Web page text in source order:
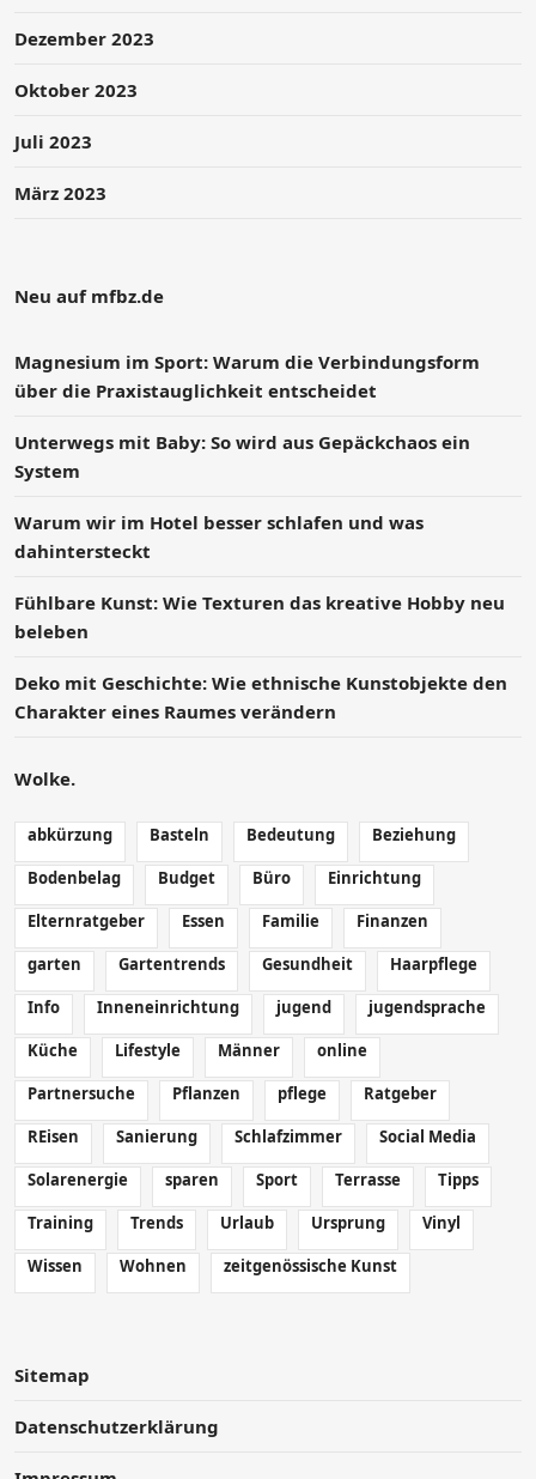
Dezember 2023
Oktober 2023
Juli 2023
März 2023
Neu auf mfbz.de
Magnesium im Sport: Warum die Verbindungsform
über die Praxistauglichkeit entscheidet
Unterwegs mit Baby: So wird aus Gepäckchaos ein
System
Warum wir im Hotel besser schlafen und was
dahintersteckt
Fühlbare Kunst: Wie Texturen das kreative Hobby neu
beleben
Deko mit Geschichte: Wie ethnische Kunstobjekte den
Charakter eines Raumes verändern
Wolke.
abkürzung Basteln Bedeutung
Beziehung
Bodenbelag
Budget Büro
Einrichtung
Elternratgeber
Essen Familie
Finanzen
garten
Gartentrends Gesundheit
Haarpflege
Info
Inneneinrichtung jugend
jugendsprache
Küche
Lifestyle Männer
online
Partnersuche
Pflanzen pflege
Ratgeber
REisen
Sanierung Schlafzimmer
Social Media
Solarenergie
sparen Sport Terrasse
Tipps
Training
Trends Urlaub Ursprung
Vinyl
Wissen
Wohnen zeitgenössische Kunst
Sitemap
Datenschutzerklärung